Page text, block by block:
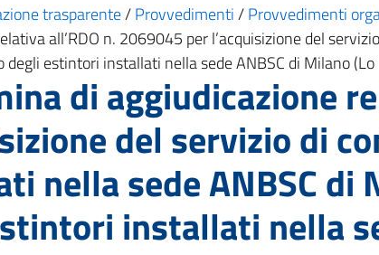
trasparente/Provvedimenti/Provvedimenti
all’RDO n. 2069045 per l’acquisizione del
degli estintori installati nella sede ANBSC di Milano (Lo
di aggiudicazione
del servizio di
nella sede ANBSC
installati nella